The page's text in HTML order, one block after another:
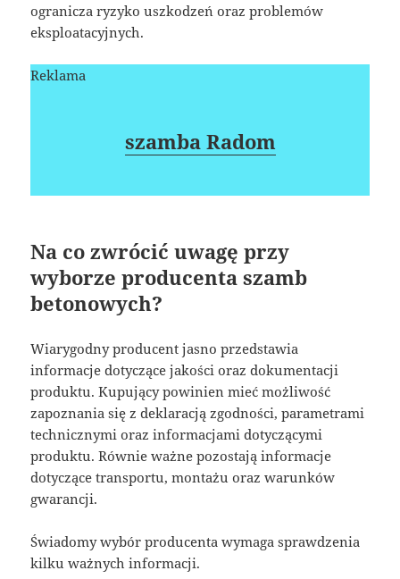
ogranicza ryzyko uszkodzeń oraz problemów
eksploatacyjnych.
Reklama
szamba Radom
Na co zwrócić uwagę przy
wyborze producenta szamb
betonowych?
Wiarygodny producent jasno przedstawia
informacje dotyczące jakości oraz dokumentacji
produktu. Kupujący powinien mieć możliwość
zapoznania się z deklaracją zgodności, parametrami
technicznymi oraz informacjami dotyczącymi
produktu. Równie ważne pozostają informacje
dotyczące transportu, montażu oraz warunków
gwarancji.
Świadomy wybór producenta wymaga sprawdzenia
kilku ważnych informacji.